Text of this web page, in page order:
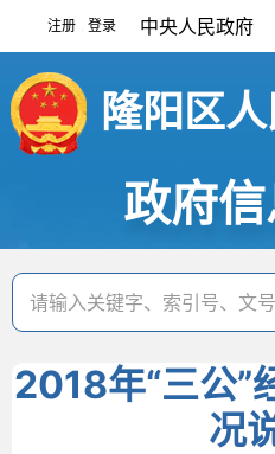
注册 登录 中央人民政府
隆阳区
政府
2018年“三公”
况